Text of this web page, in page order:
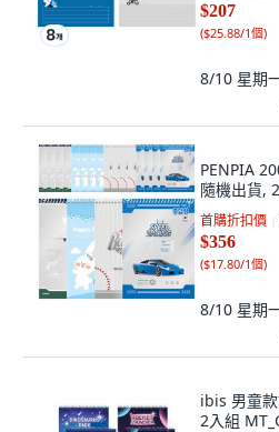
$207
($25.88/1個)
8/10 星期
PENPIA
隨機出貨,
首購折扣價
$356
($17.80/1個)
8/10 星期
ibis 男童
2入組